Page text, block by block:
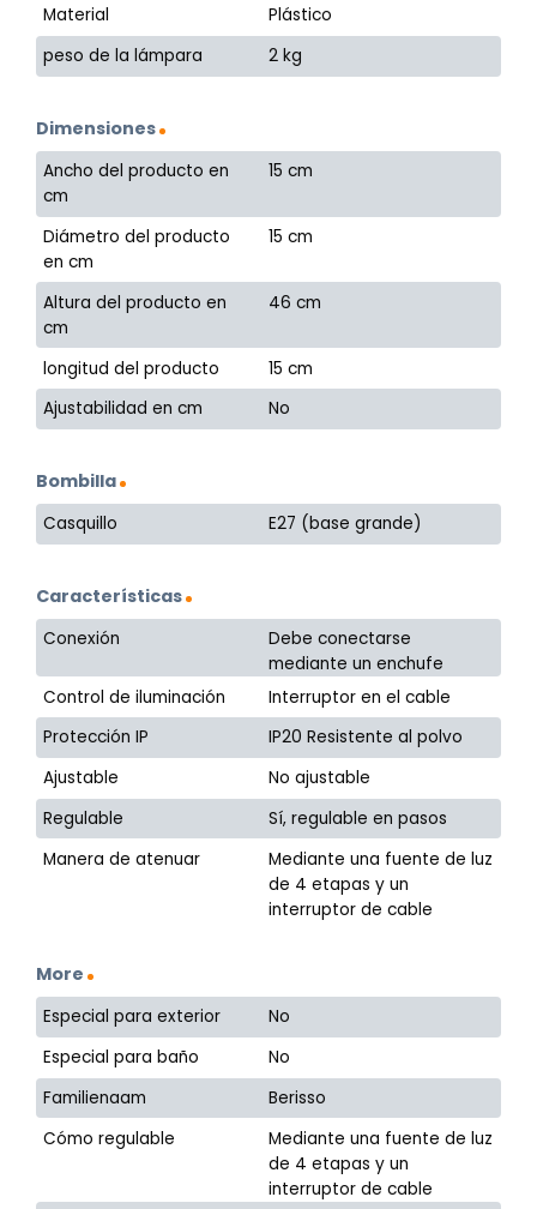
Material
Plástico
peso de la lámpara
2 kg
Dimensiones
Ancho del producto en
cm
15 cm
Diámetro del producto
en cm
15 cm
Altura del producto en
cm
46 cm
longitud del producto
15 cm
Ajustabilidad en cm
No
Bombilla
Casquillo E27 (base grande)
Características
Conexión
Debe conectarse
mediante un enchufe
Control de iluminación
Interruptor en el cable
Protección IP
IP20 Resistente al polvo
Ajustable
No ajustable
Regulable
Sí, regulable en pasos
Manera de atenuar
Mediante una fuente de luz
de 4 etapas y un
interruptor de cable
More
Especial para exterior
No
Especial para baño
No
Familienaam
Berisso
Cómo regulable
Mediante una fuente de luz
de 4 etapas y un
interruptor de cable